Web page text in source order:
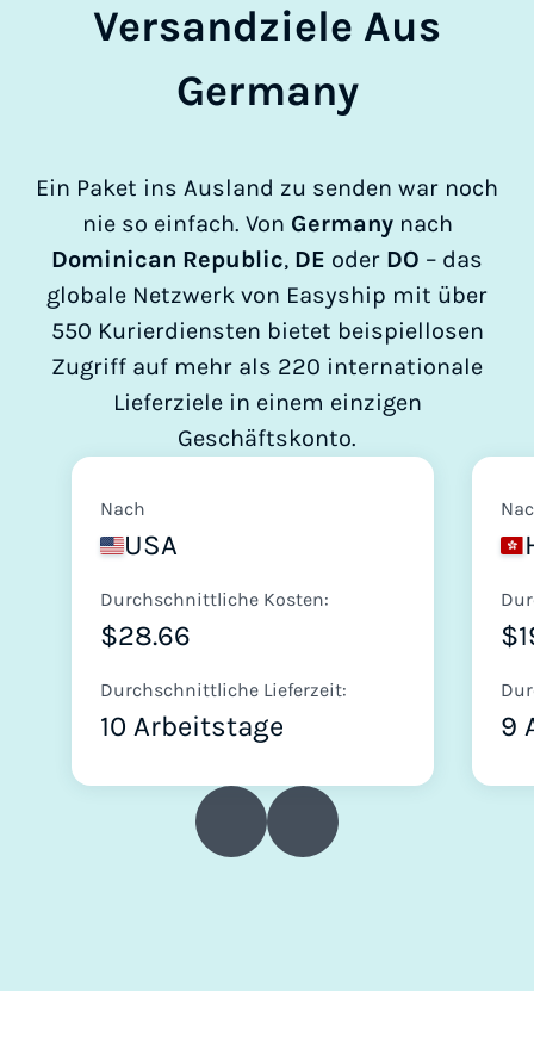
Versandziele Aus
Germany
Ein Paket ins Ausland zu senden war noch
nie so einfach. Von Germanynach
Dominican Republic, DE oder DO – das
globale Netzwerk von Easyship mit über
550 Kurierdiensten bietet beispiellosen
Zugriff auf mehr als 220 internationale
Lieferziele in einem einzigen
Geschäftskonto.
Nach
USA
Durchschnittliche Kosten:
$28.66
Durchschnittliche Lieferzeit:
10 Arbeitstage 9